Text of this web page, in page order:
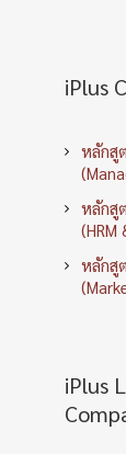
iPlus
หลักสู
หลักสู
(HRM
หลักสู
iPlus